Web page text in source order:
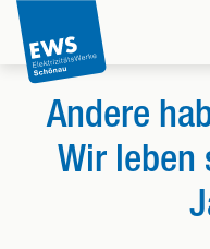
Direkt
zum
Inhalt
springen
Andere
Wir leben